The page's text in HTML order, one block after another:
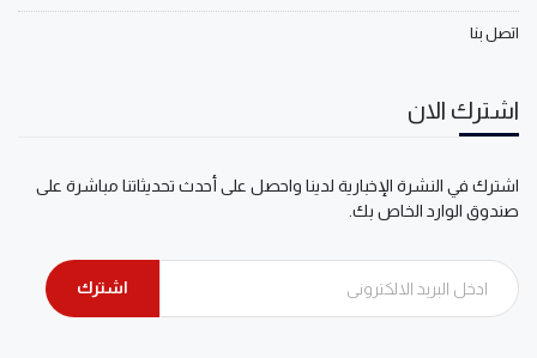
اتصل بنا
اشترك الان
اشترك في النشرة الإخبارية لدينا واحصل على أحدث تحديثاتنا مباشرة على
صندوق الوارد الخاص بك.
اشترك